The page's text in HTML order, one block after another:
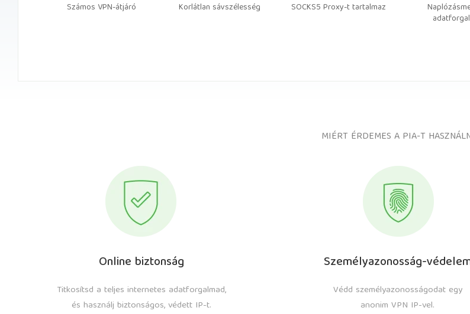
Számos VPN-átjáró Korlátlan sávszélesség SOCKS5 Proxy-t tartalmaz
MIÉRT ÉRDEMES A PIA-T
Online biztonság
Titkosítsd a teljes internetes adatforgalmad,
és használj biztonságos, védett IP-t.
Személyazonosság-
Védd személyazonosságodat egy
anonim VPN IP-vel.